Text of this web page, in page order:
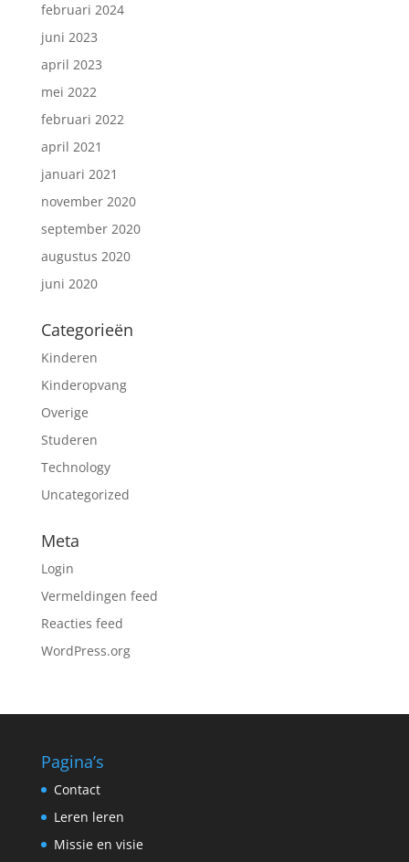
februari 2024
juni 2023
april 2023
mei 2022
februari 2022
april 2021
januari 2021
november 2020
september 2020
augustus 2020
juni 2020
Categorieën
Kinderen
Kinderopvang
Overige
Studeren
Technology
Uncategorized
Meta
Login
Vermeldingen feed
Reacties feed
WordPress.org
Pagina’s
Contact
Leren leren
Missie en visie